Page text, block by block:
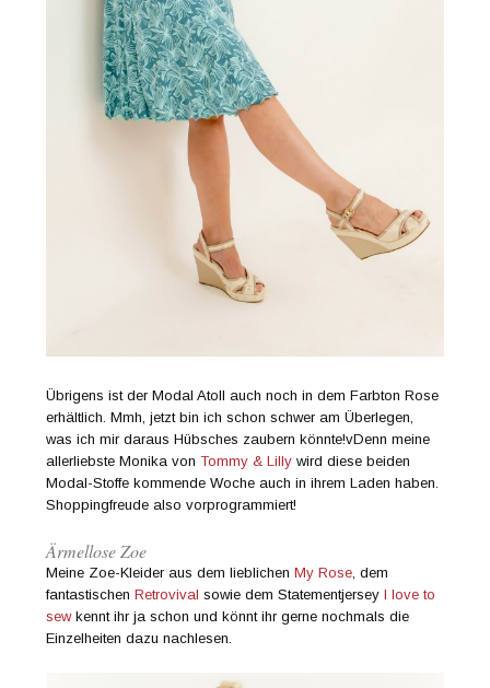
Übrigens ist der Modal Atoll auch noch in dem Farbton Rose
erhältlich. Mmh, jetzt bin ich schon schwer am Überlegen,
was ich mir daraus Hübsches zaubern könnte!vDenn meine
allerliebste Monika vonTommy & Lilly wird diese beiden
Modal-Stoffe kommende Woche auch in ihrem Laden haben.
Shoppingfreude also vorprogrammiert!
Ärmellose Zoe
Meine Zoe-Kleider aus dem lieblichenMy Rose, dem
fantastischenRetrovival sowie dem StatementjerseyI love to
sewkennt ihr ja schon und könnt ihr gerne nochmals die
Einzelheiten dazu nachlesen.